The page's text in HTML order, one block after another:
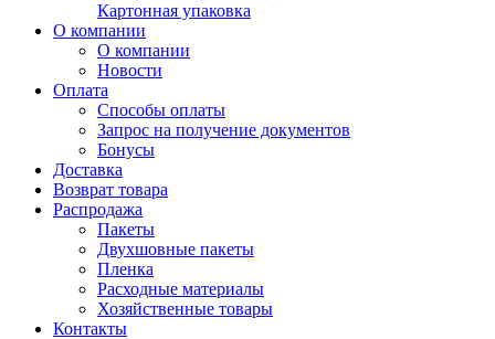
Картонная упаковка
О компании
О компании
Новости
Оплата
Способы оплаты
Запрос на получение документов
Бонусы
Доставка
Возврат товара
Распродажа
Пакеты
Двухшовные пакеты
Пленка
Расходные материалы
Хозяйственные товары
Контакты